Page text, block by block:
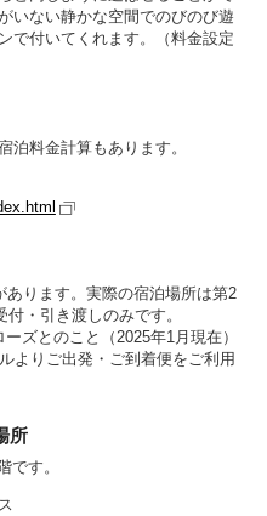
いない静かな空間でのびのび遊
で付いてくれます。（料金設定
泊料金計算もあります。
ります。実際の宿泊場所は第2
・引き渡しのみです。
ズとのこと（2025年1月現在）
よりご出発・ご到着便をご利用
所
です。